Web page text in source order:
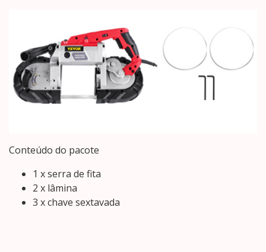
Conteúdo do pacote
1 x serra de fita
2 x lâmina
3 x chave sextavada